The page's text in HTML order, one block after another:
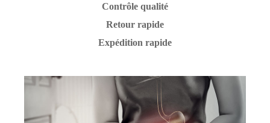
Contrôle qualité
Retour rapide
Expédition rapide